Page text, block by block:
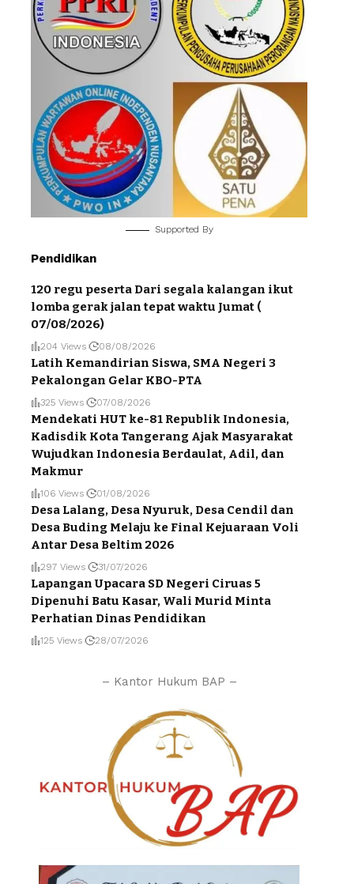
Supported By
Pendidikan
120 regu peserta Dari segala kalangan ikut
lomba gerak jalan tepat waktu Jumat (
07/08/2026)
204 Views 08/08/2026
Latih Kemandirian Siswa, SMA Negeri 3
Pekalongan Gelar KBO-PTA
325 Views 07/08/2026
Mendekati HUT ke-81 Republik Indonesia,
Kadisdik Kota Tangerang Ajak Masyarakat
Wujudkan Indonesia Berdaulat, Adil, dan
Makmur
106 Views 01/08/2026
Desa Lalang, Desa Nyuruk, Desa Cendil dan
Desa Buding Melaju ke Final Kejuaraan Voli
Antar Desa Beltim 2026
297 Views 31/07/2026
Lapangan Upacara SD Negeri Ciruas 5
Dipenuhi Batu Kasar, Wali Murid Minta
Perhatian Dinas Pendidikan
125 Views 28/07/2026
– Kantor Hukum BAP –